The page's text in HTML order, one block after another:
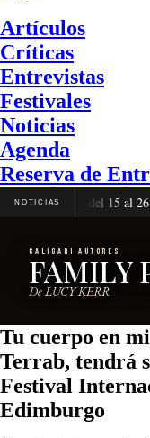
Artículos
Críticas
Entrevistas
Festivales
Noticias
Agenda
Reserva de
NOTICIAS
completa, del 15 al 26
CALIGARI AUTORES
FAMILY
De LUCY KERR
Tu cuerpo en
Terrab, tendrá
Festival
Edimburgo